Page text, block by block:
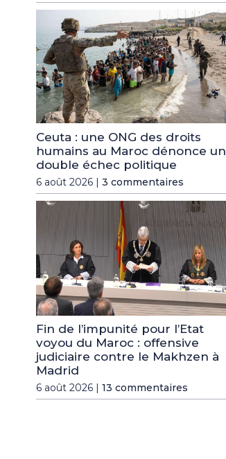
Ceuta : une ONG des droits
humains au Maroc dénonce un
double échec politique
6 août 2026 | 3 commentaires
Fin de l’impunité pour l’Etat
voyou du Maroc : offensive
judiciaire contre le Makhzen à
Madrid
6 août 2026 | 13 commentaires